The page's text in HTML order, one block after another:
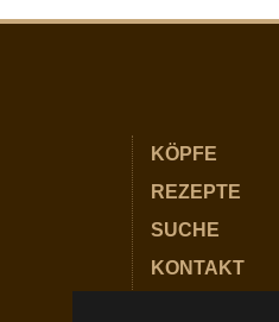
KÖPFE
REZEPTE
SUCHE
KONTAKT